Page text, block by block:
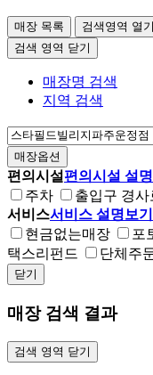
매장 목록
검색영역 열기
검색 영역 닫기
매장명 검색
지역 검색
매장옵션
편의시설편의시설 설명
주차
출입구 경사
서비스서비스 설명보기
현금없는매장
포
택스리펀드
단체주
닫기
매장 검색 결과
검색 영역 닫기